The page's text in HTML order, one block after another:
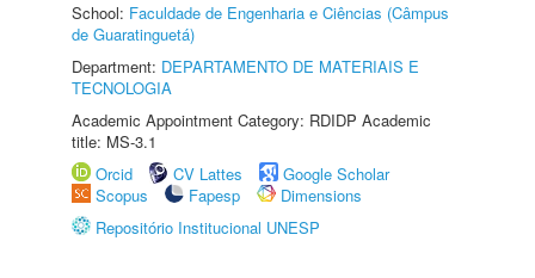
School: Faculdade de Engenharia e Ciências (Câmpus
de Guaratinguetá)
Department: DEPARTAMENTO DE MATERIAIS E
TECNOLOGIA
Academic Appointment Category: RDIDP Academic
title: MS-3.1
Orcid
CV Lattes
Google Scholar
Scopus
Fapesp
Dimensions
Repositório Institucional UNESP